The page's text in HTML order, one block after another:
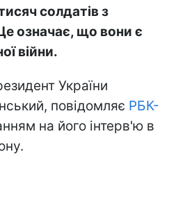
солдатів з
Це означає, що вони є
війни.
України
повідомляє РБК-
на його інтерв'ю в